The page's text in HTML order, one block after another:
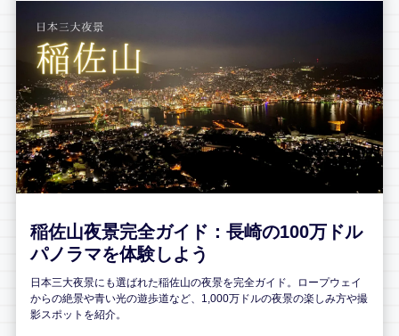
稲佐山夜景完全ガイド：長崎の100万ドル
パノラマを体験しよう
日本三大夜景にも選ばれた稲佐山の夜景を完全ガイド。ロープウェイ
からの絶景や青い光の遊歩道など、1,000万ドルの夜景の楽しみ方や撮
影スポットを紹介。